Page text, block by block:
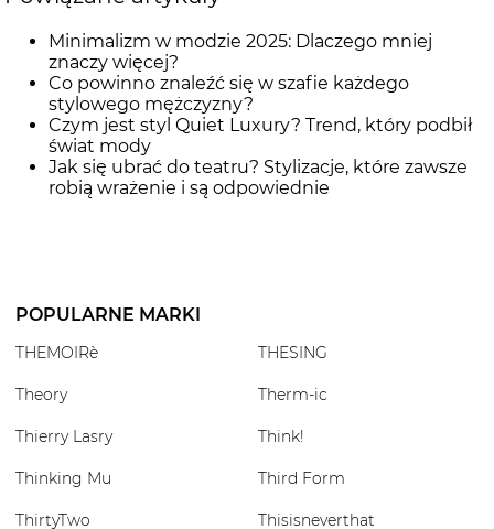
Minimalizm w modzie 2025: Dlaczego mniej
znaczy więcej?
Co powinno znaleźć się w szafie każdego
stylowego mężczyzny?
Czym jest styl Quiet Luxury? Trend, który podbił
świat mody
Jak się ubrać do teatru? Stylizacje, które zawsze
robią wrażenie i są odpowiednie
POPULARNE MARKI
THEMOIRè THESING
Theory Therm-ic
Thierry Lasry Think!
Thinking Mu Third Form
ThirtyTwo Thisisneverthat